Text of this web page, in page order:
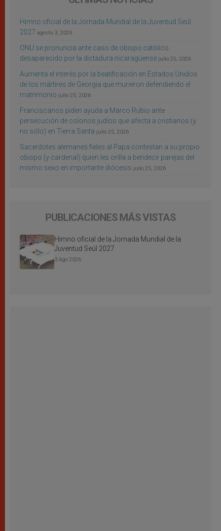
Himno oficial de la Jornada Mundial de la Juventud Seúl
2027 agosto 3, 2026
ONU se pronuncia ante caso de obispo católico
desaparecido por la dictadura nicaragüense julio 25, 2026
Aumenta el interés por la beatificación en Estados Unidos
de los mártires de Georgia que murieron defendiendo el
matrimonio julio 25, 2026
Franciscanos piden ayuda a Marco Rubio ante
persecución de colonos judíos que afecta a cristianos (y
no sólo) en Tierra Santa julio 25, 2026
Sacerdotes alemanes fieles al Papa contestan a su propio
obispo (y cardenal) quien les orilla a bendecir parejas del
mismo sexo en importante diócesis julio 25, 2026
PUBLICACIONES MÁS VISTAS
Himno oficial de la Jornada Mundial de la
Juventud Seúl 2027
3 Ago 2026